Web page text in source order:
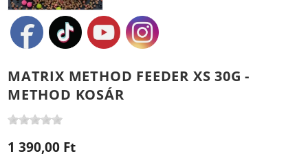
MATRIX METHOD FEEDER XS 30G -
METHOD KOSÁR
1 390,00 Ft